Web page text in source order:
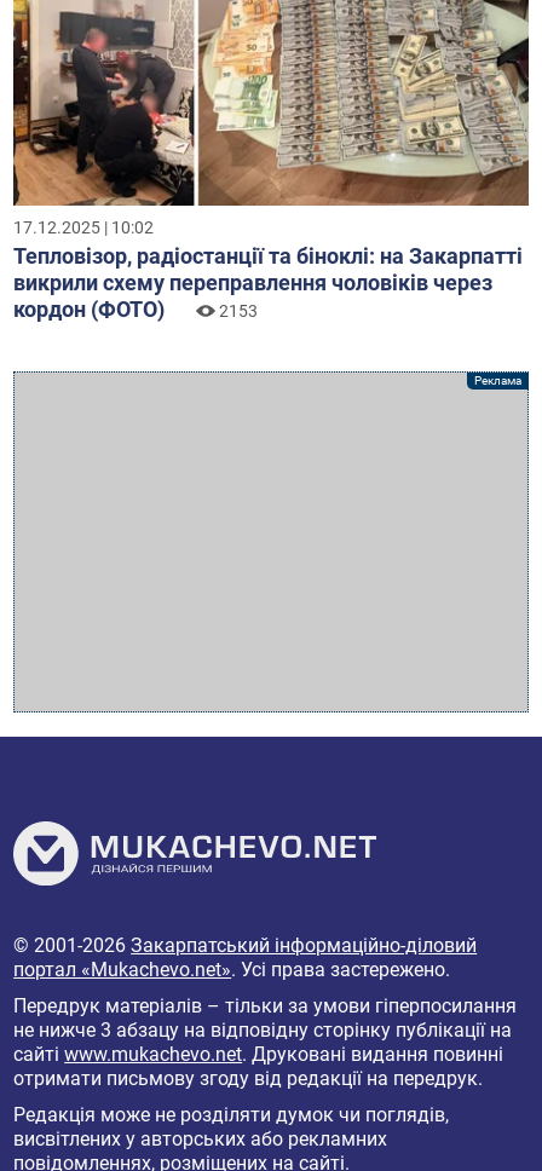
17.12.2025 | 10:02
Тепловізор, радіостанції та біноклі: на Закарпатті
викрили схему переправлення чоловіків через
кордон (ФОТО)
2153
© 2001-2026Закарпатський інформаційно-діловий
портал «Mukachevo.net». Усі права застережено.
Передрук матеріалів – тільки за умови гіперпосилання
не нижче 3 абзацу на відповідну сторінку публікації на
сайтіwww.mukachevo.net. Друковані видання повинні
отримати письмову згоду від редакції на передрук.
Редакція може не розділяти думок чи поглядів,
висвітлених у авторських або рекламних
повідомленнях, розміщених на сайті.